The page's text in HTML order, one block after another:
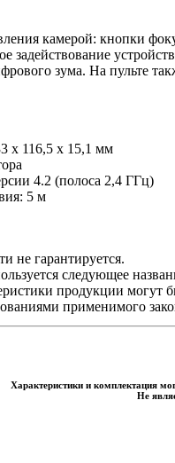
камерой: кнопки
задействование
зума. На пульте
x 116,5 x 15,1 мм
4.2 (полоса 2,4 ГГц)
5 м
не гарантируется.
следующее
продукции могут
применимого
Характеристики и комплектация
Не